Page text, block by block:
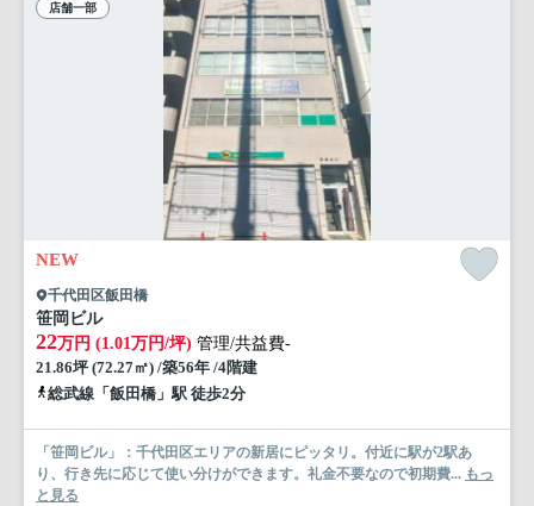
店舗一部
NEW
千代田区飯田橋
笹岡ビル
22万円 (1.01万円/坪) 管理/共益費-
21.86坪 (72.27㎡) /築56年 /4階建
総武線「飯田橋」駅 徒歩2分
「笹岡ビル」：千代田区エリアの新居にピッタリ。付近に駅が2駅あ
り、行き先に応じて使い分けができます。礼金不要なので初期費... もっ
と見る